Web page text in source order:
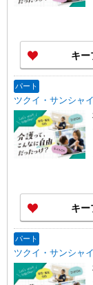
キー
パート
ツクイ・サンシャ
キー
パート
ツクイ・サンシャ